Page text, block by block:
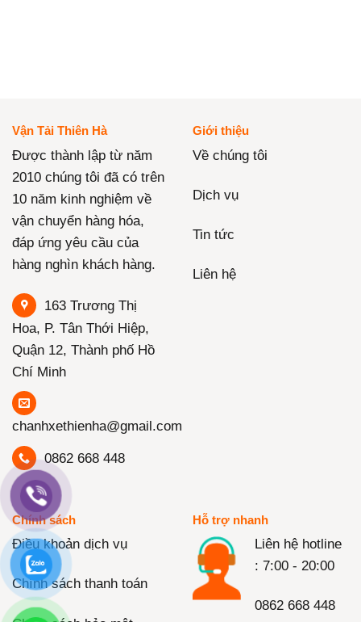
Vận Tải Thiên Hà
Được thành lập từ năm
2010 chúng tôi đã có trên
10 năm kinh nghiệm về
vận chuyển hàng hóa,
đáp ứng yêu cầu của
hàng nghìn khách hàng.
163 Trương Thị
Hoa, P. Tân Thới Hiệp,
Quận 12, Thành phố Hồ
Chí Minh
chanhxethienha@gmail.com
0862 668 448
Giới thiệu
Về chúng tôi
Dịch vụ
Tin tức
Liên hệ
Chính sách
Điều khoản dịch vụ
Chính sách thanh toán
Hỗ trợ nhanh
Liên hệ hotline
: 7:00 - 20:00
0862 668 448